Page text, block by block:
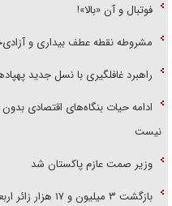
فوتبال و آن «بالا»!
مشروطه نقطه عطف بیداری و
راهبرد غافلگیری با نسل جدید
ادامه حیات بنگاه‌های اقتصادی
نیست
وزیر صمت عازم پاکستان شد
بازگشت ۳ میلیون و ۱۷ هزار زائر اربعین به کشور